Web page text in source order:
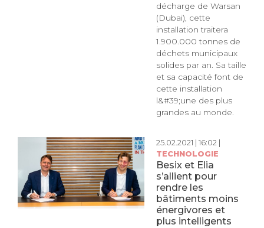
décharge de Warsan
(Dubai), cette
installation traitera
1.900.000 tonnes de
déchets municipaux
solides par an. Sa taille
et sa capacité font de
cette installation
l&#39;une des plus
grandes au monde.
25.02.2021 | 16:02 |
TECHNOLOGIE
Besix et Elia
s’allient pour
rendre les
bâtiments moins
énergivores et
plus intelligents